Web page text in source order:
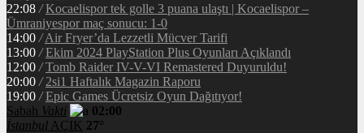
22:08 / Kocaelispor tek golle 3 puana ulaştı | Kocaelispor –
Ümraniyespor maç sonucu: 1-0
14:00 / Air Fryer’da Lezzetli Mücver Tarifi
13:00 / Ekim 2024 PlayStation Plus Oyunları Açıklandı
12:00 / Tomb Raider IV-V-VI Remastered Duyuruldu!
20:00 / 2si1 Haftalık Magazin Raporu
19:00 / Epic Games Ücretsiz Oyun Dağıtıyor!
Sabah Vakti
02:00
İstanbul AÇIK 27°